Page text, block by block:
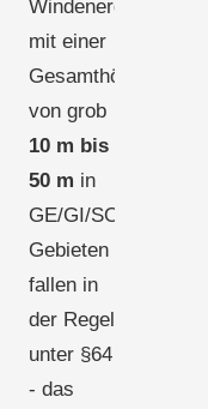
Windenergieanlagen
mit einer
Gesamthöhe
von grob
10 m bis
50 m in
GE/GI/SO-
Gebieten
fallen in
der Regel
unter §64
- das